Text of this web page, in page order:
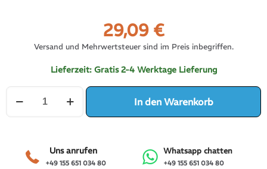
29,09 €
Versand und Mehrwertsteuer sind im Preis inbegriffen.
Lieferzeit: Gratis 2-4 Werktage Lieferung
Luftdüse
Lüftungsgitter
OPEL
Menge
In den Warenkorb
+49 155 651 034 80
Uns anrufen
+49 155 651 034 80
Whatsapp chatten